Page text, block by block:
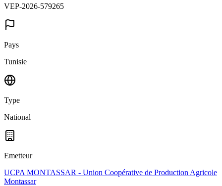
VEP-2026-579265
Pays
Tunisie
Type
National
Emetteur
UCPA MONTASSAR - Union Coopérative de Production Agricole
Montassar